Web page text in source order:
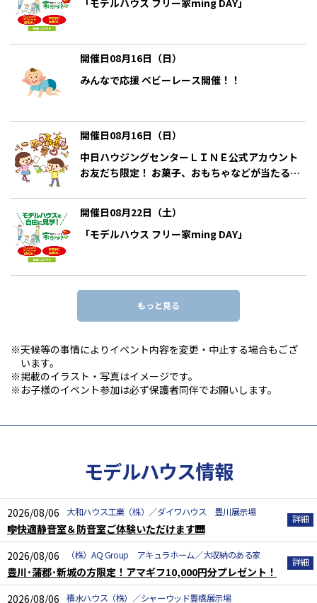
開催日08月16日（日）
みんなで応援 ベビーレース開催！！
開催日08月16日（日）
中日ハウジングセンターＬＩＮＥ公式アカウント
お友だち限定！ お菓子、おもちゃなどが当たる！
開催日08月22日（土）
「モデルハウス フリー家ming DAY」
もっと見る
※天候等の事情によりイベント内容を変更・中止する場合もござ
います。
※掲載のイラスト・写真はイメージです。
※お子様のイベント参加は必ず保護者同伴でお願いします。
モデルハウス情報
2026/08/06 大和ハウス工業（株）／ダイワハウス 豊川展示場
🎼快適静音室＆防音室ご体験いただけます🎹
2026/08/06
（株）AQ Group アキュラホーム／大収納のある家
豊川･蒲郡･新城の方限定！アマギフ10,000円分プレゼント！
2026/08/06
積水ハウス（株）／シャーウッド豊橋展示場